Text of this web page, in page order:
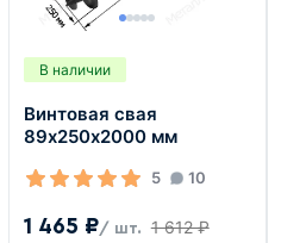
В наличии
Винтовая свая
89х250х2000 мм
5 10
1 465 ₽/ шт. 1 612 ₽